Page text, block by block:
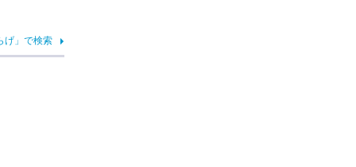
げ」で検索